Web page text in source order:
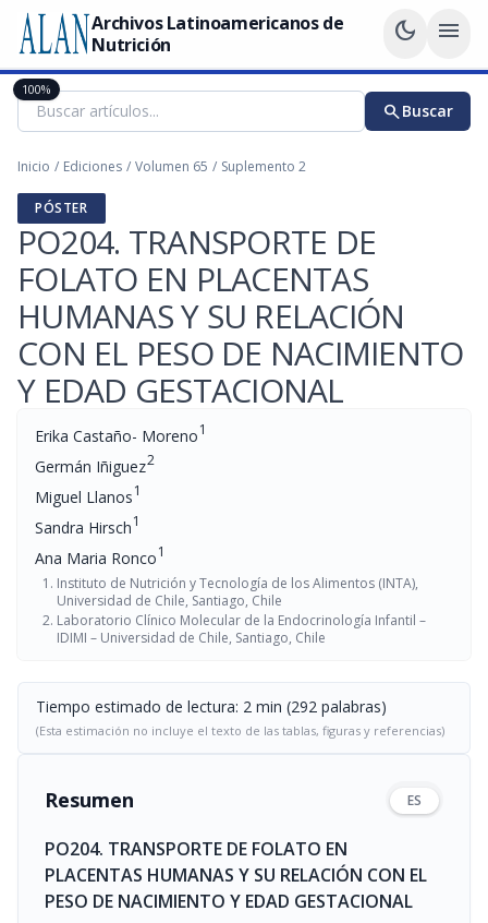
Archivos Latinoamericanos de
Nutrición
dark_mode menu
searchBuscar
Inicio / Ediciones / Volumen 65 / Suplemento 2
PÓSTER
PO204. TRANSPORTE DE
FOLATO EN PLACENTAS
HUMANAS Y SU RELACIÓN
CON EL PESO DE NACIMIENTO
Y EDAD GESTACIONAL
Erika Castaño- Moreno1
Germán Iñiguez2
Miguel Llanos1
Sandra Hirsch1
Ana Maria Ronco1
Instituto de Nutrición y Tecnología de los Alimentos (INTA),
Universidad de Chile, Santiago, Chile
Laboratorio Clínico Molecular de la Endocrinología Infantil –
IDIMI – Universidad de Chile, Santiago, Chile
Tiempo estimado de lectura: 2 min (292 palabras)
(Esta estimación no incluye el texto de las tablas, figuras y referencias)
Resumen ES
PO204. TRANSPORTE DE FOLATO EN
PLACENTAS HUMANAS Y SU RELACIÓN CON EL
PESO DE NACIMIENTO Y EDAD GESTACIONAL
100%